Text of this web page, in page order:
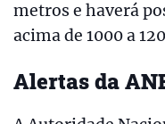
metros e haverá
acima de 1000 a
Alertas da